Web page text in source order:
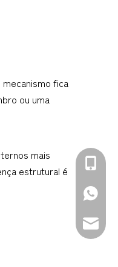
fica
ou uma
mais
estrutural é
+86-
+86-